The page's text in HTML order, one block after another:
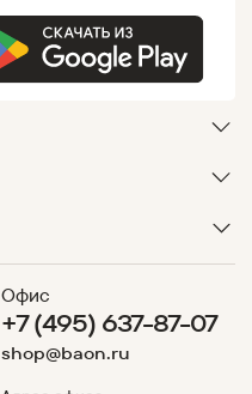
Офис
+7 (495) 637-87-07
shop@baon.ru